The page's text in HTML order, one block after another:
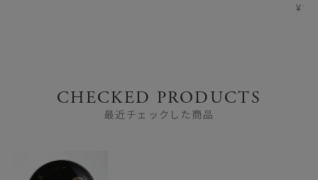
¥
CHECKED PRODUCTS
最近チェックした商品